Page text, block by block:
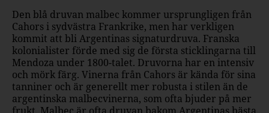
Den blå druvan malbec kommer ursprungligen från
Cahors i sydvästra Frankrike, men har verkligen
kommit att bli Argentinas signaturdruva. Franska
kolonialister förde med sig de första sticklingarna till
Mendoza under 1800-talet. Druvorna har en intensiv
och mörk färg. Vinerna från Cahors är kända för sina
tanniner och är generellt mer robusta i stilen än de
argentinska malbecvinerna, som ofta bjuder på mer